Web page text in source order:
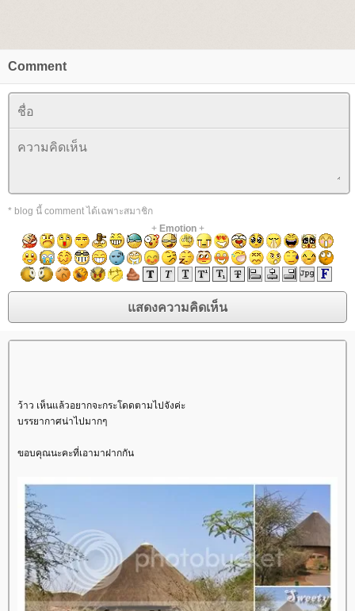
Comment
* blog นี้ comment ได้เฉพาะสมาชิก
+ Emotion+
ว้าว เห็นแล้วอยากจะกระโดดตามไปจังค่ะ
บรรยากาศน่าไปมากๆ
ขอบคุณนะคะที่เอามาฝากกัน